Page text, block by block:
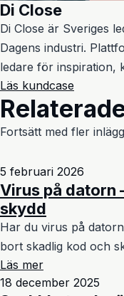
Di Close
Di Close är Sveriges
Dagens industri.
ledare för inspiration,
Läs kundcase
Fortsätt med fler
5 februari 2026
Virus på datorn
skydd
Har du virus på
bort skadlig kod och
Läs mer
18 december 2025